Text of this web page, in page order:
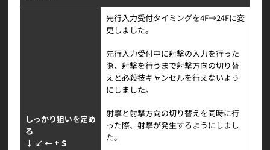
しっかり狙いを定め
る
↓ ↙ ← + S
先行入力受付タイミングを4F→24Fに変
更しました。
先行入力受付中に射撃の入力を行った
際、射撃を行うまで射撃方向の切り替
えと必殺技キャンセルを行えないよう
にしました。
射撃と射撃方向の切り替えを同時に行
った際、射撃が発生するようにしまし
た。